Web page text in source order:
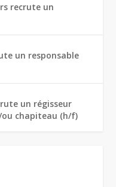
recrute un
un responsable
un régisseur
chapiteau (h/f)